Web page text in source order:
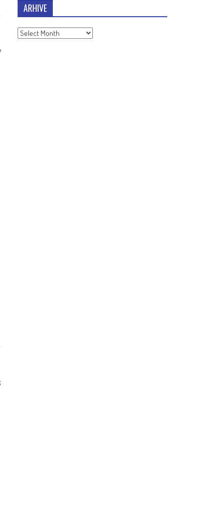
ARHIVE
Arhive